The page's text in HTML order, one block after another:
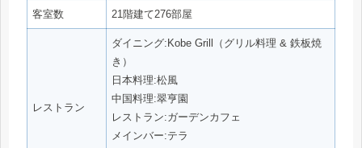
客室数 21階建て276部屋
レストラン
ダイニング:Kobe Grill（グリル料理 & 鉄板焼
き）
日本料理:松風
中国料理:翠亨園
レストラン:ガーデンカフェ
メインバー:テラ